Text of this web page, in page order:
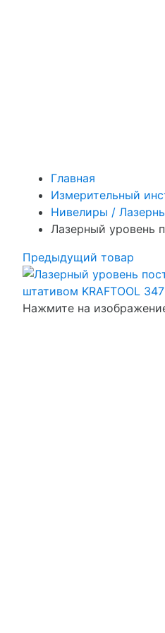
Главная
Измерительный
Нивелиры /
Лазерный уровень
Предыдущий товар
Нажмите на